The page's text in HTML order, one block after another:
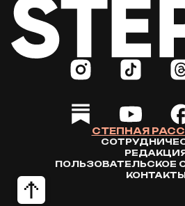
СТЕПНАЯ
ПОЛЬЗОВАТЕЛЬСКОЕ